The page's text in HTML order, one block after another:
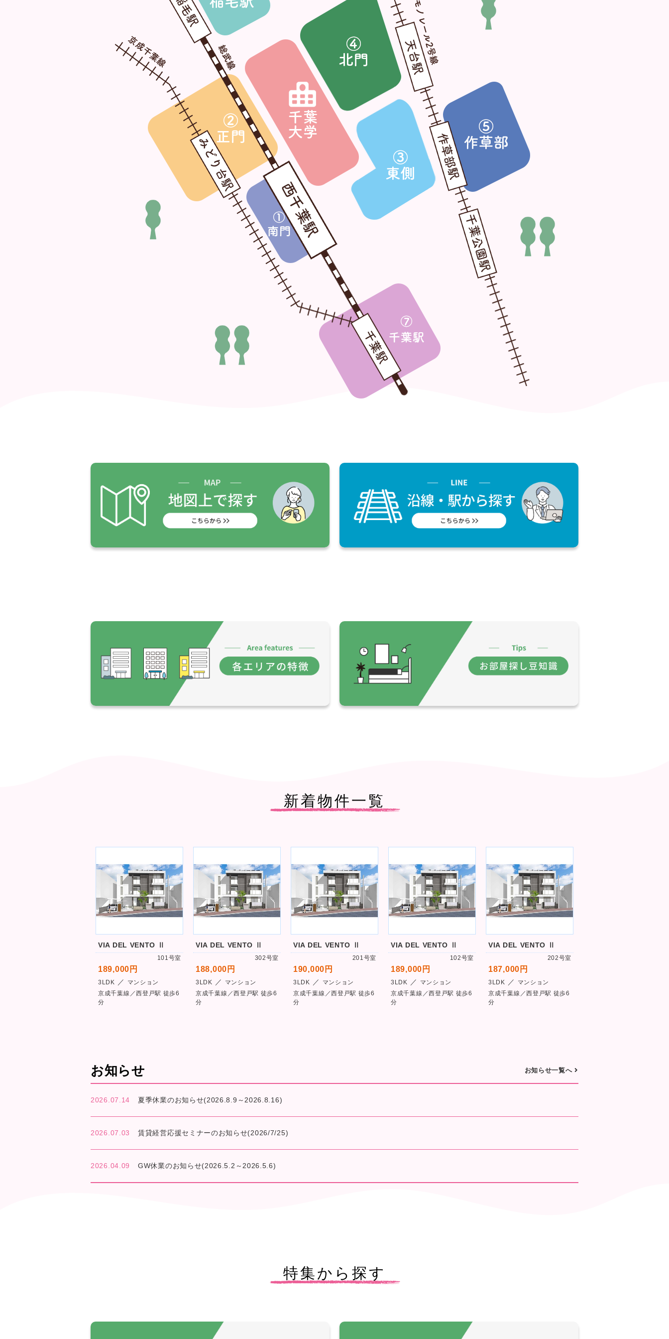
新着物件一覧
VIA DEL VENTO Ⅱ
101号室
189,000円
3LDK ／
マンション
京成千葉線／西登戸駅 徒歩6
分
VIA DEL VENTO Ⅱ
302号室
188,000円
3LDK ／
マンション
京成千葉線／西登戸駅 徒歩6
分
VIA DEL VENTO Ⅱ
201号室
190,000円
3LDK ／
マンション
京成千葉線／西登戸駅 徒歩6
分
VIA DEL VENTO Ⅱ
102号室
189,000円
3LDK ／
マンション
京成千葉線／西登戸駅 徒歩6
分
VIA DEL VENTO Ⅱ
202号室
187,000円
3LDK ／
マンション
京成千葉線／西登戸駅 徒歩6
分
お知らせ お知らせ一覧へ
2026.07.14 夏季休業のお知らせ(2026.8.9～2026.8.16)
2026.07.03 賃貸経営応援セミナーのお知らせ(2026/7/25)
2026.04.09 GW休業のお知らせ(2026.5.2～2026.5.6)
特集から探す